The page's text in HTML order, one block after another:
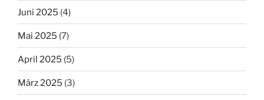
Juni 2025 (4)
Mai 2025 (7)
April 2025 (5)
März 2025 (3)